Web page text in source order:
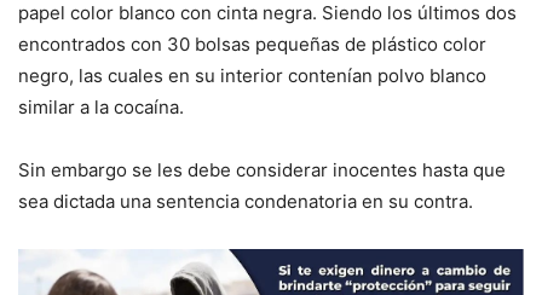
papel color blanco con cinta negra. Siendo los últimos dos
encontrados con 30 bolsas pequeñas de plástico color
negro, las cuales en su interior contenían polvo blanco
similar a la cocaína.
Sin embargo se les debe considerar inocentes hasta que
sea dictada una sentencia condenatoria en su contra.